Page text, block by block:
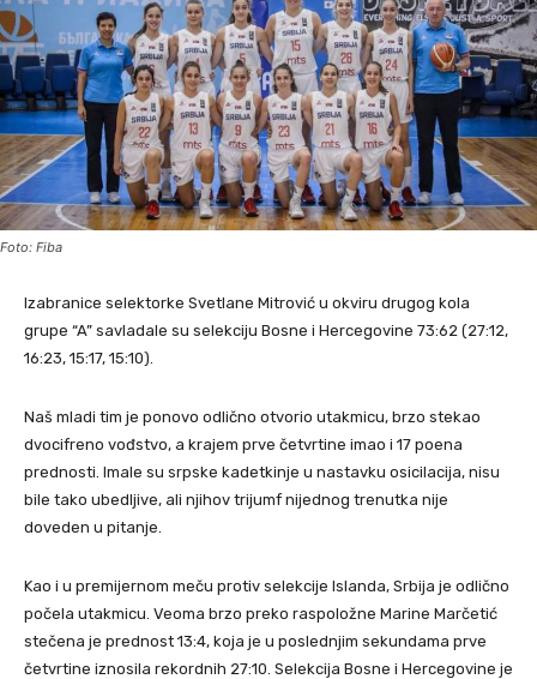
Foto: Fiba
Izabranice selektorke Svetlane Mitrović u okviru drugog kola
grupe “A” savladale su selekciju Bosne i Hercegovine 73:62 (27:12,
16:23, 15:17, 15:10).
Naš mladi tim je ponovo odlično otvorio utakmicu, brzo stekao
dvocifreno vođstvo, a krajem prve četvrtine imao i 17 poena
prednosti. Imale su srpske kadetkinje u nastavku osicilacija, nisu
bile tako ubedljive, ali njihov trijumf nijednog trenutka nije
doveden u pitanje.
Kao i u premijernom meču protiv selekcije Islanda, Srbija je odlično
počela utakmicu. Veoma brzo preko raspoložne Marine Marčetić
stečena je prednost 13:4, koja je u poslednjim sekundama prve
četvrtine iznosila rekordnih 27:10. Selekcija Bosne i Hercegovine je